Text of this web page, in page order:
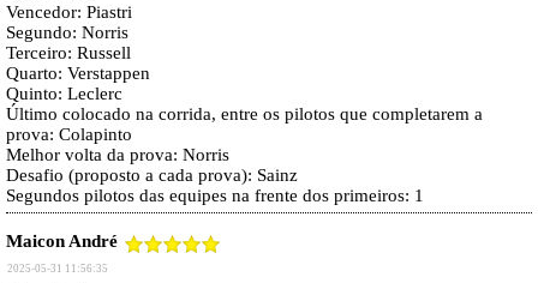
Vencedor: Piastri
Segundo: Norris
Terceiro: Russell
Quarto: Verstappen
Quinto: Leclerc
Último colocado na corrida, entre os pilotos que completarem a
prova: Colapinto
Melhor volta da prova: Norris
Desafio (proposto a cada prova): Sainz
Segundos pilotos das equipes na frente dos primeiros: 1
Maicon André
2025-05-31 11:56:35